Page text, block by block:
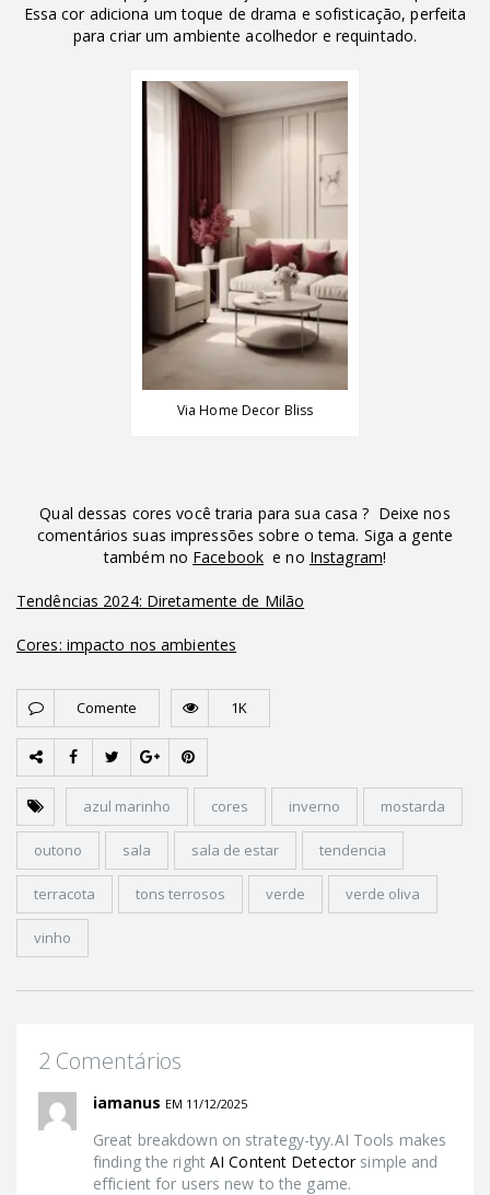
Essa cor adiciona um toque de drama e sofisticação, perfeita
para criar um ambiente acolhedor e requintado.
Via Home Decor Bliss
Qual dessas cores você traria para sua casa ? Deixe nos
comentários suas impressões sobre o tema. Siga a gente
também no Facebook e no Instagram!
Tendências 2024: Diretamente de Milão
Cores: impacto nos ambientes
Comente 1K
azul marinho cores inverno mostarda
outono sala sala de estar tendencia
terracota tons terrosos verde verde oliva
vinho
2 Comentários
iamanus EM 11/12/2025
Great breakdown on strategy-tyy.AI Tools makes
finding the rightAI Content Detectorsimple and
efficient for users new to the game.